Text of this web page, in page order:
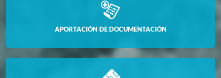
APORTACIÓN DE DOCUMENTACIÓN